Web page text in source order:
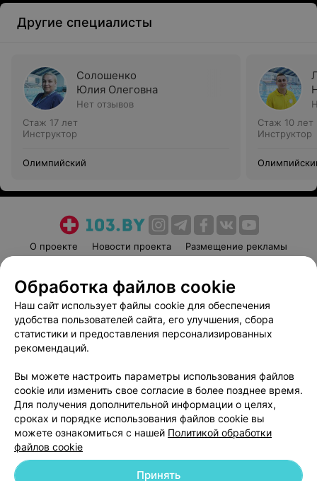
Другие специалисты
Солошенко
Юлия Олеговна
Нет отзывов
Стаж 17 лет
Инструктор
Олимпийский
Стаж 10 лет
Инструктор
О проекте Новости проекта
Размещение рекламы
Пользовательское соглашение
Способы оплаты
Вакансии
Партнеры
Написать руководителю 103.by
Обработка персональных данных
Обработка файлов cookie
Наш сайт использует файлы cookie для обеспечения
удобства пользователей сайта, его улучшения, сбора
статистики и предоставления персонализированных
рекомендаций.
Вы можете настроить параметры использования файлов
cookie или изменить свое согласие в более позднее время.
Для получения дополнительной информации о целях,
сроках и порядке использования файлов cookie вы
можете ознакомиться с нашей Политикой обработки
файлов cookie
Принять